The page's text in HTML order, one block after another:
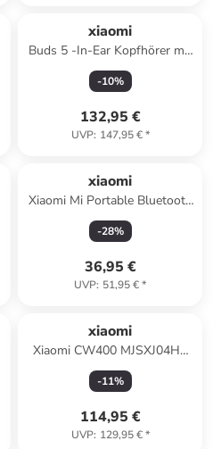
xiaomi
Buds 5 -In-Ear Kopfhörer mit
40dB Hybrid Active-Noise
Cancelling in Weiß
-10%
132,95 €
UVP: 147,95 €*
xiaomi
Xiaomi Mi Portable Bluetooth
Lautsprecher 5W Bluetooth
5.0 in Schwarz
-28%
36,95 €
UVP: 51,95 €*
xiaomi
Xiaomi CW400 MJSXJ04HL
WLAN IP
Überwachungskamera 2560 x
-11%
114,95 €
UVP: 129,95 €*